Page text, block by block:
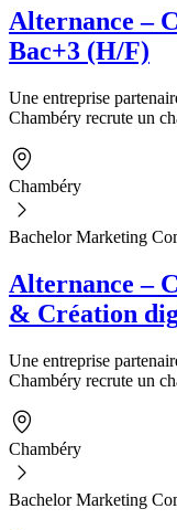
Alternance –
Bac+3 (H/F)
Une entreprise
Chambéry recrute un
Chambéry
Bachelor Marketing
Alternance –
& Création
Une entreprise
Chambéry recrute un
Chambéry
Bachelor Marketing